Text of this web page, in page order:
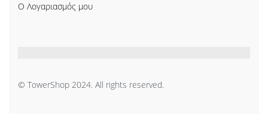
Ο Λογαριασμός μου
© TowerShop 2024. All rights reserved.